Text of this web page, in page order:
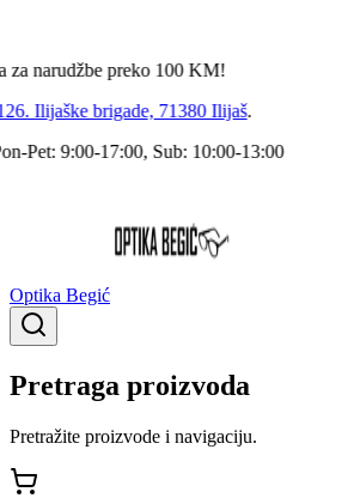
preko 100KM!
brigade, 71380 Ilijaš.
9:00-17:00, Sub: 10:00-13:00
Optika Begić
Pretraga proizvoda
Pretražite proizvode i navigaciju.